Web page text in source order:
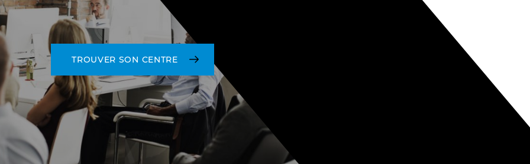
TROUVER SON CENTRE